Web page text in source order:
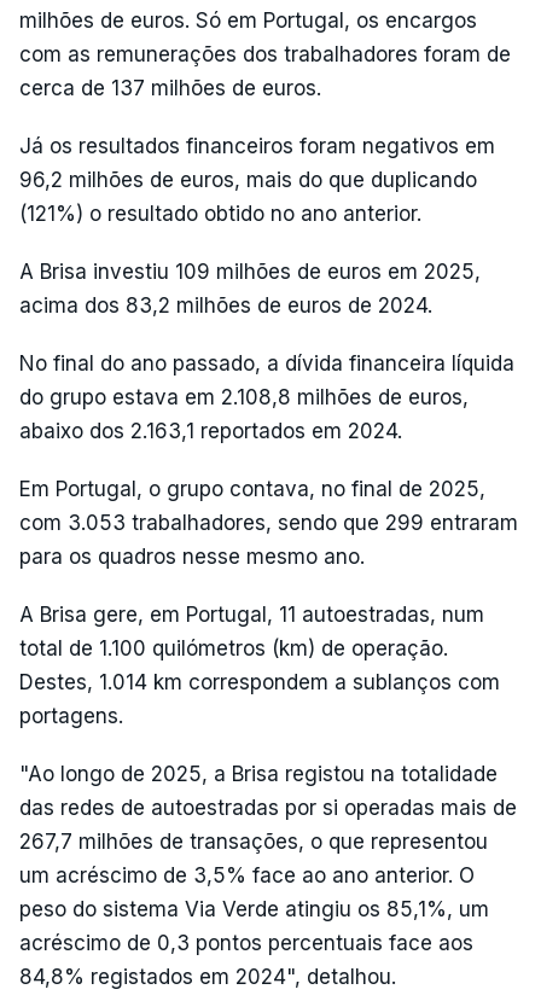
milhões de euros. Só em Portugal, os encargos
com as remunerações dos trabalhadores foram de
cerca de 137 milhões de euros.
Já os resultados financeiros foram negativos em
96,2 milhões de euros, mais do que duplicando
(121%) o resultado obtido no ano anterior.
A Brisa investiu 109 milhões de euros em 2025,
acima dos 83,2 milhões de euros de 2024.
No final do ano passado, a dívida financeira líquida
do grupo estava em 2.108,8 milhões de euros,
abaixo dos 2.163,1 reportados em 2024.
Em Portugal, o grupo contava, no final de 2025,
com 3.053 trabalhadores, sendo que 299 entraram
para os quadros nesse mesmo ano.
A Brisa gere, em Portugal, 11 autoestradas, num
total de 1.100 quilómetros (km) de operação.
Destes, 1.014 km correspondem a sublanços com
portagens.
"Ao longo de 2025, a Brisa registou na totalidade
das redes de autoestradas por si operadas mais de
267,7 milhões de transações, o que representou
um acréscimo de 3,5% face ao ano anterior. O
peso do sistema Via Verde atingiu os 85,1%, um
acréscimo de 0,3 pontos percentuais face aos
84,8% registados em 2024", detalhou.